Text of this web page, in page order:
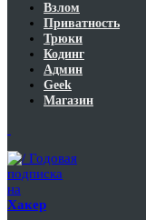
Взлом
Приватность
Трюки
Кодинг
Админ
Geek
Магазин
Годовая
подписка
на
Хакер